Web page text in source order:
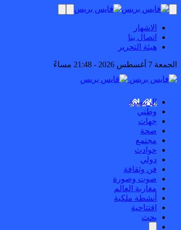
الاشهار
اتصال بنا
هيئة التحرير
الجمعة 7 أغسطس 2026 - 21:48 مساءً
الرئيسية
وطني
جهات
صحة
مجتمع
حوادث
دولي
فن وثقافة
صوت وصورة
مغاربة العالم
أنشطة ملكية
افتتاحية
بحث